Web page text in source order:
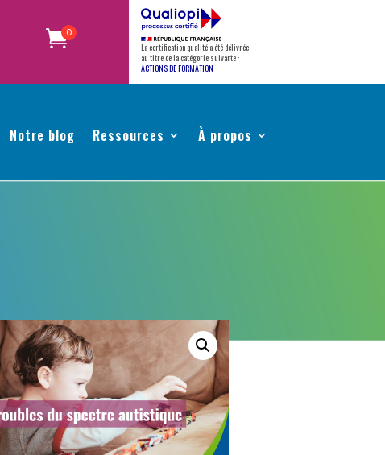
0
La certification qualité a été délivrée
au titre de la catégorie suivante :
ACTIONS DE FORMATION
Notre blog Ressources À propos